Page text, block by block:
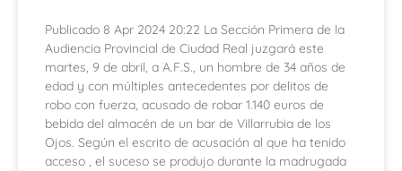
Publicado 8 Apr 2024 20:22 La Sección Primera de la
Audiencia Provincial de Ciudad Real juzgará este
martes, 9 de abril, a A.F.S., un hombre de 34 años de
edad y con múltiples antecedentes por delitos de
robo con fuerza, acusado de robar 1.140 euros de
bebida del almacén de un bar de Villarrubia de los
Ojos. Según el escrito de acusación al que ha tenido
acceso , el suceso se produjo durante la madrugada